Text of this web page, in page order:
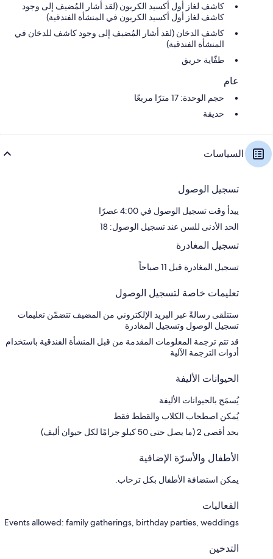
كاشف لغاز أول أكسيد الكربون (لقد أشار المُضيف إلى وجود
كاشف لغاز أول أكسيد الكربون في المنشأة الفندقية)
كاشف الدخان (لقد أشار المُضيف إلى وجود كاشف للدخان في
المنشأة الفندقية)
طفّاية حريق
عام
حجم الوحدة: 17 مترًا مربعًا
حديقة
السياسات
تسجيل الوصول
يبدأ وقت تسجيل الوصول في 4:00 عصرًا
الحد الأدنى للسن عند تسجيل الوصول: 18
تسجيل المغادرة
تسجيل المغادرة قبل 11 صباحاً
تعليمات خاصة لتسجيل الوصول
ستتلقى رسالةً عبر البريد الإلكتروني من المضيف تتضمّن تعليمات
تسجيل الوصول وتسجيل المغادرة
قد تتم ترجمة المعلومات المقدمة من قبل المنشأة الفندقية باستخدام
أدوات الترجمة الآلية
الحيوانات الأليفة
يُسمَح بالحيوانات الأليفة
يُمكن اصطحاب الكلاب والقطط فقط
بحد أقصى 2 (ما يصل حتى 50 كيلو جرامًا لكل حيوان أليف)
الأطفال والأسرّة الإضافية
يمكن استضافة الأطفال بكل ترحاب.
الفعاليات
Events allowed: family gatherings, birthday parties, weddings
التدخين